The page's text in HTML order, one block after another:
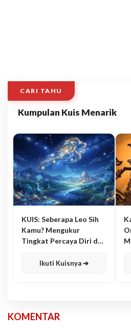
CARI TAHU
Kumpulan Kuis Menarik
KUIS: Seberapa Leo Sih
Kamu? Mengukur
Tingkat Percaya Diri dan
Ikuti Kuisnya ➔
KOMENTAR